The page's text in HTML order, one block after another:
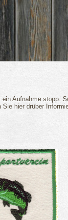
Aufnahme stopp.
Sie hier drüber